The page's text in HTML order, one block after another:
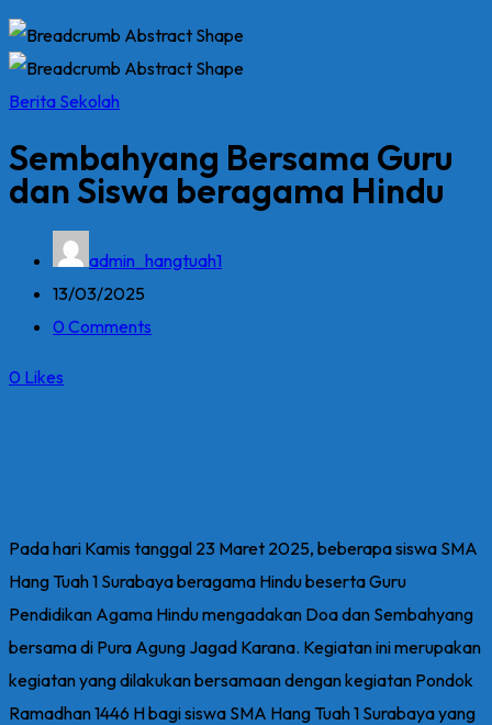
Berita Sekolah
Sembahyang Bersama Guru
dan Siswa beragama Hindu
admin_hangtuah1
13/03/2025
0 Comments
0 Likes
Pada hari Kamis tanggal 23 Maret 2025, beberapa siswa SMA
Hang Tuah 1 Surabaya beragama Hindu beserta Guru
Pendidikan Agama Hindu mengadakan Doa dan Sembahyang
bersama di Pura Agung Jagad Karana. Kegiatan ini merupakan
kegiatan yang dilakukan bersamaan dengan kegiatan Pondok
Ramadhan 1446 H bagi siswa SMA Hang Tuah 1 Surabaya yang